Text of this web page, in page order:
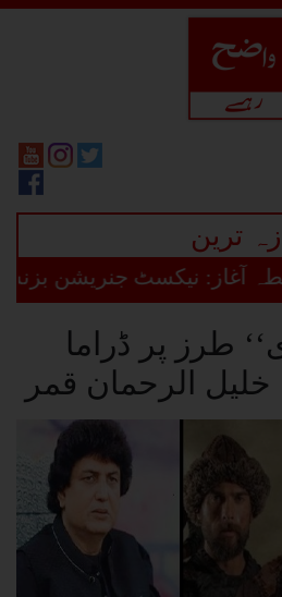
ترین
نیکسٹ جنریشن بزنس
طرز پر ڈراما
الرحمان قمر